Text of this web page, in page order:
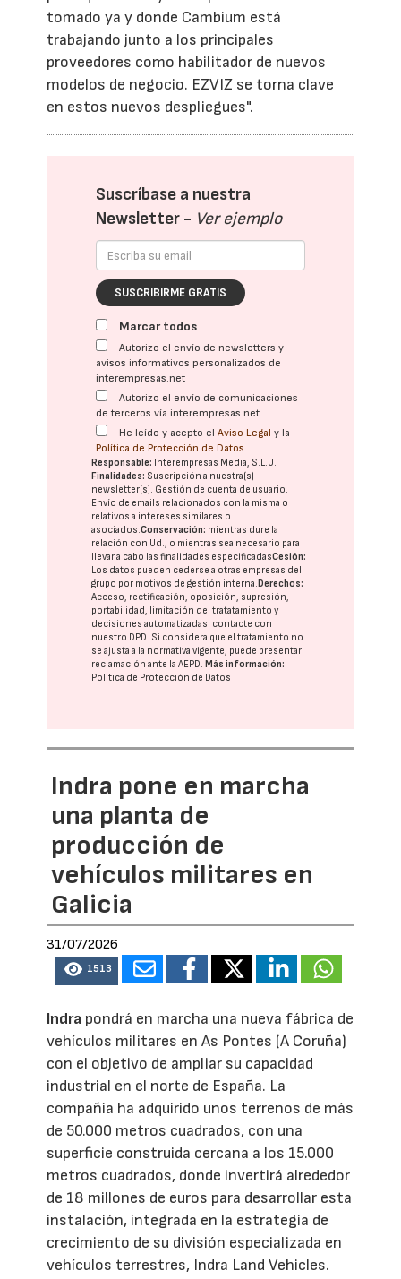
tomado ya y donde Cambium está
trabajando junto a los principales
proveedores como habilitador de nuevos
modelos de negocio. EZVIZ se torna clave
en estos nuevos despliegues".
Suscríbase a nuestra
Newsletter - Ver ejemplo
SUSCRIBIRME GRATIS
Marcar todos
Autorizo el envío de newsletters y
avisos informativos personalizados de
interempresas.net
Autorizo el envío de comunicaciones
de terceros vía interempresas.net
He leído y acepto elAviso Legal y la
Política de Protección de Datos
Responsable: Interempresas Media, S.L.U.
Finalidades: Suscripción a nuestra(s)
newsletter(s). Gestión de cuenta de usuario.
Envío de emails relacionados con la misma o
relativos a intereses similares o
asociados.Conservación: mientras dure la
relación con Ud., o mientras sea necesario para
llevar a cabo las finalidades especificadasCesión:
Los datos pueden cederse a otras empresas del
grupo por motivos de gestión interna. Derechos:
Acceso, rectificación, oposición, supresión,
portabilidad, limitación del tratatamiento y
decisiones automatizadas: contacte con
nuestro DPD. Si considera que el tratamiento no
se ajusta a la normativa vigente, puede presentar
reclamación ante laAEPD. Más información:
Política de Protección de Datos
Indra pone en marcha
una planta de
producción de
vehículos militares en
Galicia
31/07/2026
1513
Indra pondrá en marcha una nueva fábrica de
vehículos militares en As Pontes (A Coruña)
con el objetivo de ampliar su capacidad
industrial en el norte de España. La
compañía ha adquirido unos terrenos de más
de 50.000 metros cuadrados, con una
superficie construida cercana a los 15.000
metros cuadrados, donde invertirá alrededor
de 18 millones de euros para desarrollar esta
instalación, integrada en la estrategia de
crecimiento de su división especializada en
vehículos terrestres, Indra Land Vehicles.